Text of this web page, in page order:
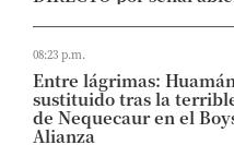
08:23 p.m.
Entre lágrimas:
sustituido tras la
de Nequecaur en el
Alianza